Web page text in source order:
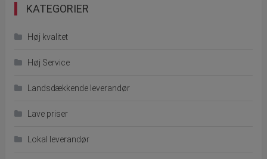
KATEGORIER
Høj kvalitet
Høj Service
Landsdækkende leverandør
Lave priser
Lokal leverandør